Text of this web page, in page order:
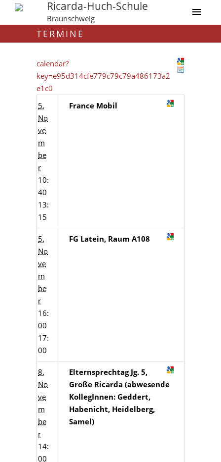
Ricarda-Huch-Schule
Braunschweig
TERMINE
calendar?
key=e95d314cfe779c79c79a486173a2
e1c0
5.
No
ve
m
be
r
10:
40
13:
15
France Mobil
5.
No
ve
m
be
r
16:
00
17:
00
FG Latein, Raum A108
8.
No
ve
m
be
r
14:
00
Elternsprechtag Jg. 5,
Große Ricarda (abwesende
KollegInnen: Geddert,
Habenicht, Heidelberg,
Samel)